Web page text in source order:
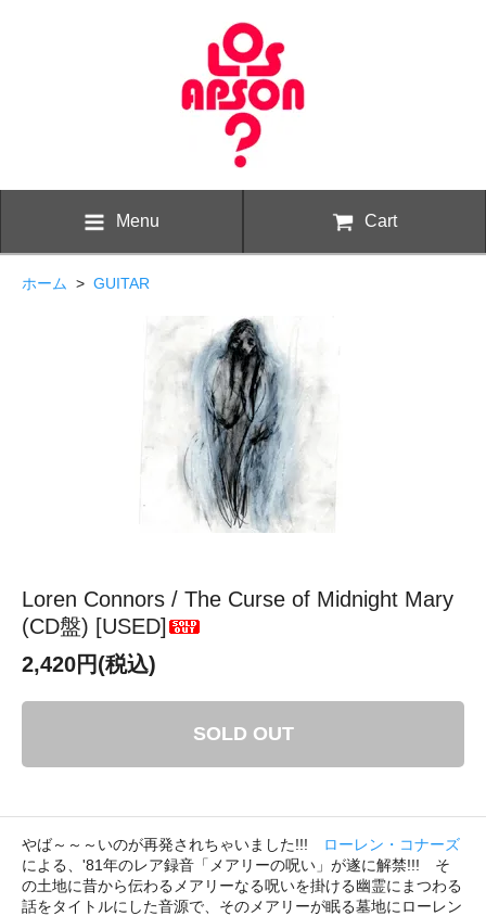
Menu Cart
ホーム > GUITAR
Loren Connors / The Curse of Midnight Mary
(CD盤) [USED]
2,420円(税込)
SOLD OUT
やば～～～いのが再発されちゃいました!!!
ローレン・コナーズ
による、'81年のレア録音「メアリーの呪い」が遂に解禁!!! そ
の土地に昔から伝わるメアリーなる呪いを掛ける幽霊にまつわる
話をタイトルにした音源で、そのメアリーが眠る墓地にローレン